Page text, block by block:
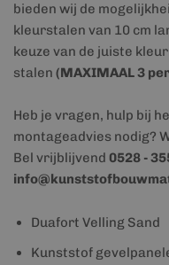
bieden wij de
kleurstalen van 10 cm
keuze van de juiste
stalen (MAXIMAAL 3
Heb je vragen, hulp bij
montageadvies nodig?
Bel vrijblijvend 0528 -
Duafort Velling Sand
Kunststof